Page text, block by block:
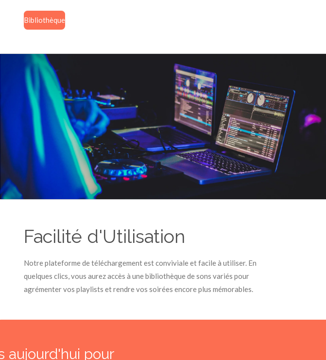
Bibliothèque
Facilité d'Utilisation
Notre plateforme de téléchargement est conviviale et facile à utiliser. En
quelques clics, vous aurez accès à une bibliothèque de sons variés pour
agrémenter vos playlists et rendre vos soirées encore plus mémorables.
aujourd'hui pour